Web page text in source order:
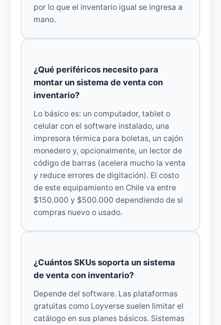
por lo que el inventario igual se ingresa a
mano.
¿Qué periféricos necesito para
montar un sistema de venta con
inventario?
Lo básico es: un computador, tablet o
celular con el software instalado, una
impresora térmica para boletas, un cajón
monedero y, opcionalmente, un lector de
código de barras (acelera mucho la venta
y reduce errores de digitación). El costo
de este equipamiento en Chile va entre
$150.000 y $500.000 dependiendo de si
compras nuevo o usado.
¿Cuántos SKUs soporta un sistema
de venta con inventario?
Depende del software. Las plataformas
gratuitas como Loyverse suelen limitar el
catálogo en sus planes básicos. Sistemas